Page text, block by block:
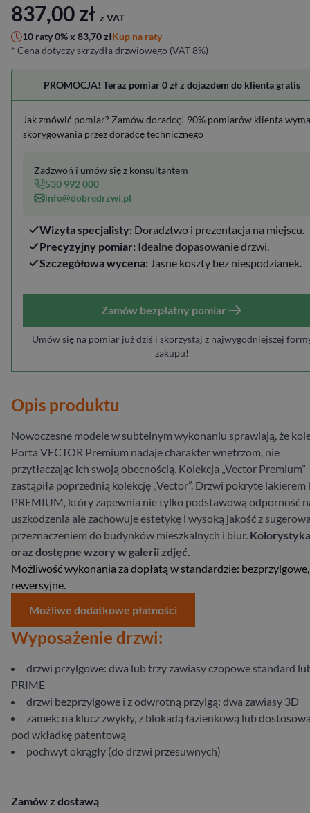
837,00zł z VAT
10 raty 0% x 83,70złKup na raty
* Cena dotyczy skrzydła drzwiowego (VAT 8%)
PROMOCJA! Teraz pomiar 0 zł z dojazdem do klienta gratis
Jak zmówić pomiar? Zamów doradcę! 90% pomiarów klienta
skorygowania przez doradcę technicznego
Wizyta specjalisty: Doradztwo i prezentacja na miejscu.
Precyzyjny pomiar: Idealne dopasowanie drzwi.
Szczegółowa wycena: Jasne koszty bez niespodzianek.
Zadzwoń i umów się z konsultantem
530 992 000
info@dobredrzwi.pl
Zamów bezpłatny pomiar
Umów się na pomiar już dziś i skorzystaj z najwygodniejszej
zakupu!
Opis produktu
Nowoczesne modele w subtelnym wykonaniu sprawiają, że
Porta VECTOR Premium nadaje charakter wnętrzom, nie
przytłaczając ich swoją obecnością. Kolekcja „Vector Premium”
zastąpiła poprzednią kolekcję „Vector”. Drzwi pokryte lakierem
PREMIUM, który zapewnia nie tylko podstawową odporność
uszkodzenia ale zachowuje estetykę i wysoką jakość z
przeznaczeniem do budynków mieszkalnych i biur. Kolorystyka
oraz dostępne wzory w galerii zdjęć.
Możliwość wykonania za dopłatą w standardzie: bezprzylgowe,
rewersyjne.
Możliwe dodatkowe płatności
Wyposażenie drzwi:
drzwi przylgowe: dwa lub trzy zawiasy czopowe standard
PRIME
drzwi bezprzylgowe i z odwrotną przylgą: dwa zawiasy 3D
zamek: na klucz zwykły, z blokadą łazienkową lub
pod wkładkę patentową
pochwyt okrągły (do drzwi przesuwnych)
Zamów z dostawą